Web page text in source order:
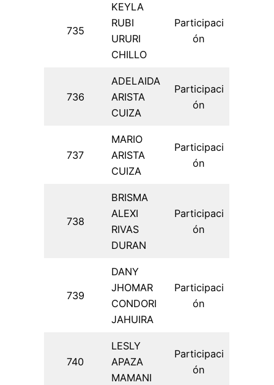
735
KEYLA
RUBI
URURI
CHILLO
Participaci
ón
736
ADELAIDA
ARISTA
CUIZA
Participaci
ón
737
MARIO
ARISTA
CUIZA
Participaci
ón
738
BRISMA
ALEXI
RIVAS
DURAN
Participaci
ón
739
DANY
JHOMAR
CONDORI
JAHUIRA
Participaci
ón
740
LESLY
APAZA
MAMANI
Participaci
ón